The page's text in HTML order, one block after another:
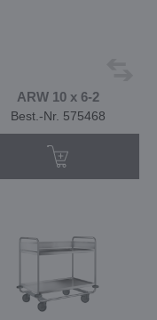
ARW 10 x 6-2
Best.-Nr. 575468